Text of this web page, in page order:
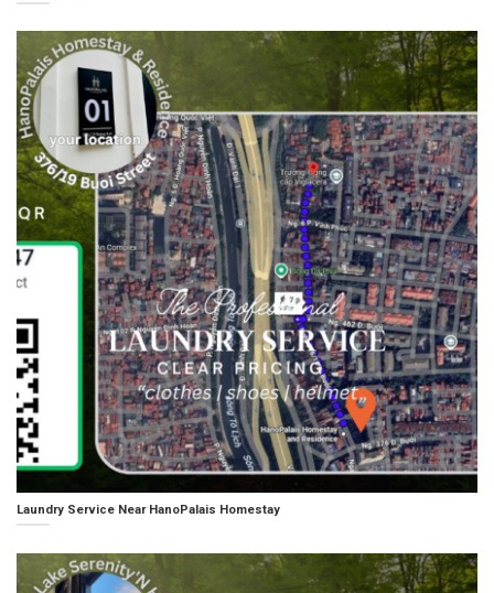
Laundry Service Near HanoPalais Homestay